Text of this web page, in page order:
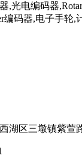
,光电编码器
编码器,电子手轮
湖区三墩镇紫萱